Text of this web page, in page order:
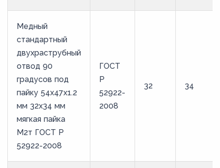
Медный
стандартный
двухраструбный
отвод 90
градусов под
пайку 54х47х1.2
мм 32х34 мм
мягкая пайка
М2т ГОСТ Р
52922-2008
ГОСТ
Р
52922-
2008
32 34